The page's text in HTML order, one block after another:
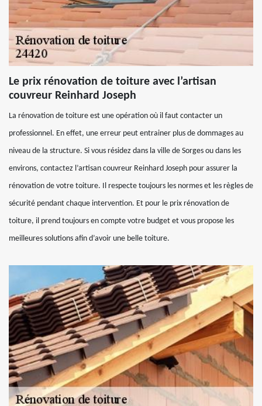
Le prix rénovation de toiture avec l’artisan
couvreur Reinhard Joseph
La rénovation de toiture est une opération où il faut contacter un
professionnel. En effet, une erreur peut entrainer plus de dommages au
niveau de la structure. Si vous résidez dans la ville de Sorges ou dans les
environs, contactez l’artisan couvreur Reinhard Joseph pour assurer la
rénovation de votre toiture. Il respecte toujours les normes et les règles de
sécurité pendant chaque intervention. Et pour le prix rénovation de
toiture, il prend toujours en compte votre budget et vous propose les
meilleures solutions afin d’avoir une belle toiture.